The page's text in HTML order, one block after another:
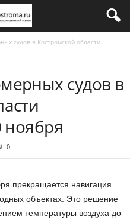
судов в Костромской области
судов в
ноября
0
прекращается навигация
объектах. Это решение
температуры воздуха до